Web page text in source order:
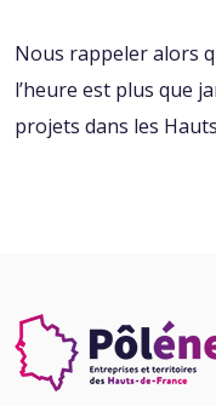
Nous rappeler alors
l’heure est plus que
projets dans les